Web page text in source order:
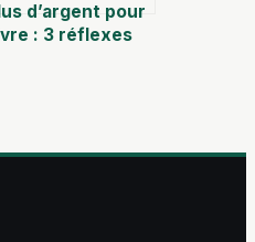
d’argent pour
: 3 réflexes